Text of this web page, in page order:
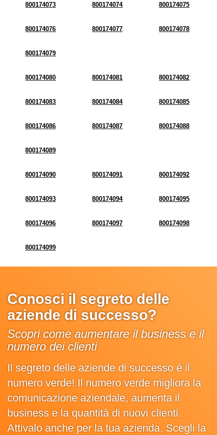
800174073 800174074 800174075
800174076 800174077 800174078
800174079
800174080 800174081 800174082
800174083 800174084 800174085
800174086 800174087 800174088
800174089
800174090 800174091 800174092
800174093 800174094 800174095
800174096 800174097 800174098
800174099
Conosci il segreto delle
aziende di successo?
Scopri come aumentare il business e il
numero dei clienti
Il segreto delle aziende di successo è il
numero verde! Il numero verde migliora la
comunicazione aziendale, aumenta il
business e la quantità di nuovi clienti.
Attivalo anche per la tua azienda. Scegli la